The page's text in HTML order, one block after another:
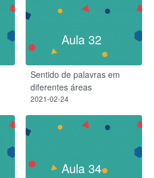
Aula 32
Sentido de palavras em
diferentes áreas
2021-02-24
Aula 34